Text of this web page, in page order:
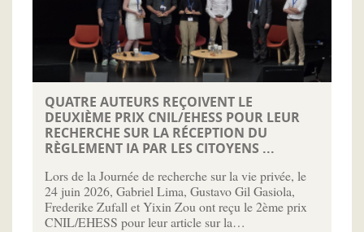
QUATRE AUTEURS REÇOIVENT LE
DEUXIÈME PRIX CNIL/EHESS POUR LEUR
RECHERCHE SUR LA RÉCEPTION DU
RÈGLEMENT IA PAR LES CITOYENS ...
Lors de la Journée de recherche sur la vie privée, le
24 juin 2026, Gabriel Lima, Gustavo Gil Gasiola,
Frederike Zufall et Yixin Zou ont reçu le 2ème prix
CNIL/EHESS pour leur article sur la…